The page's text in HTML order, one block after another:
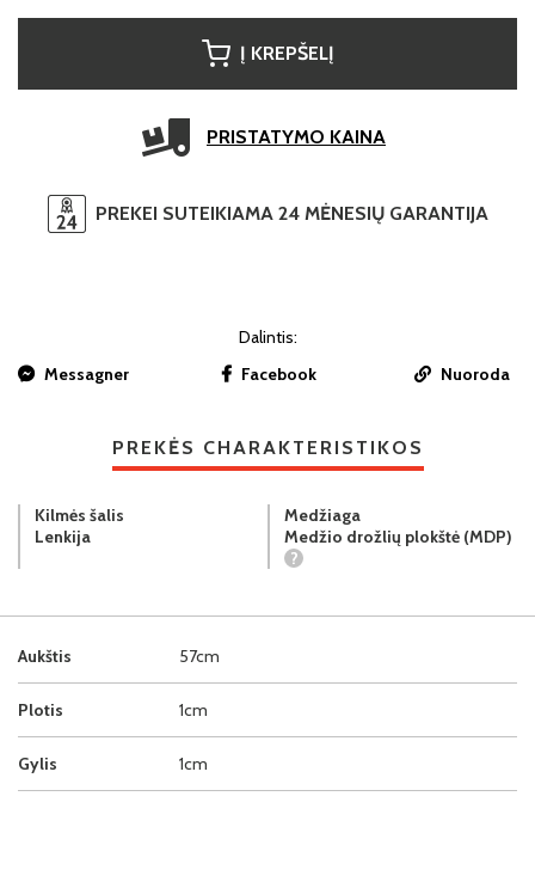
Į KREPŠELĮ
PRISTATYMO KAINA
PREKEI SUTEIKIAMA 24 MĖNESIŲ GARANTIJA
Dalintis:
Messagner
Facebook Nuoroda
PREKĖS CHARAKTERISTIKOS
Aukštis 57cm
Plotis 1cm
Gylis 1cm
Kilmės šalis
Lenkija
Medžiaga
Medžio drožlių plokštė (MDP)
?